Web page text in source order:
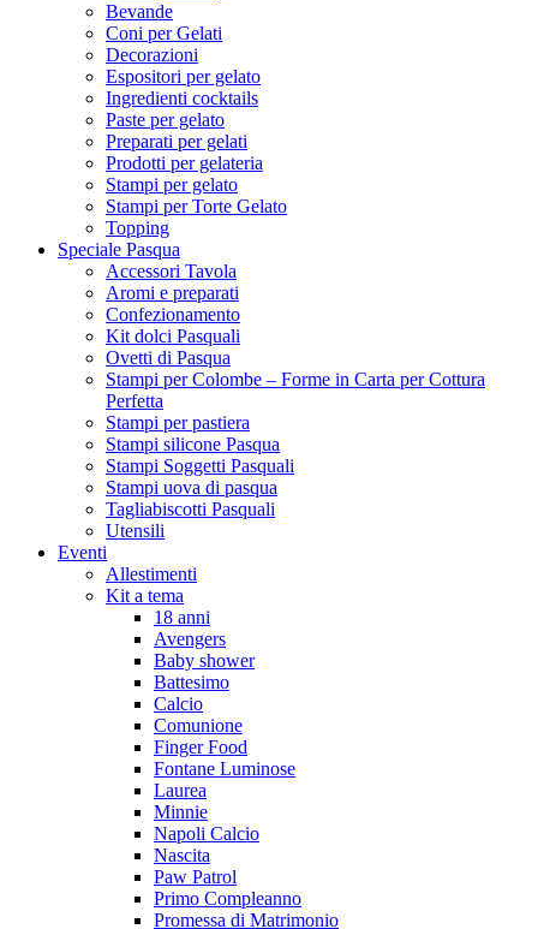
Bevande
Coni per Gelati
Decorazioni
Espositori per gelato
Ingredienti cocktails
Paste per gelato
Preparati per gelati
Prodotti per gelateria
Stampi per gelato
Stampi per Torte Gelato
Topping
Speciale Pasqua
Accessori Tavola
Aromi e preparati
Confezionamento
Kit dolci Pasquali
Ovetti di Pasqua
Stampi per Colombe – Forme in Carta per Cottura
Perfetta
Stampi per pastiera
Stampi silicone Pasqua
Stampi Soggetti Pasquali
Stampi uova di pasqua
Tagliabiscotti Pasquali
Utensili
Eventi
Allestimenti
Kit a tema
18 anni
Avengers
Baby shower
Battesimo
Calcio
Comunione
Finger Food
Fontane Luminose
Laurea
Minnie
Napoli Calcio
Nascita
Paw Patrol
Primo Compleanno
Promessa di Matrimonio